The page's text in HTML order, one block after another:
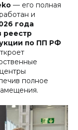
— его полная
и
года
реестр
по ПП РФ
полное